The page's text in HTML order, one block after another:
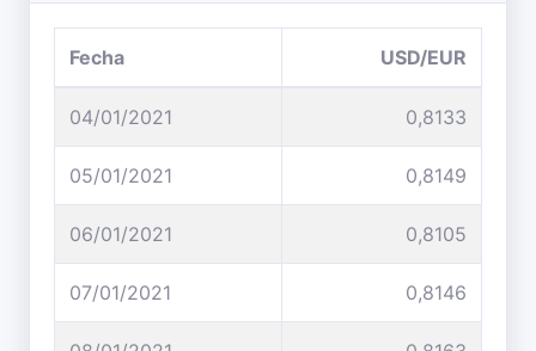
Fecha USD/EUR
04/01/2021 0,8133
05/01/2021 0,8149
06/01/2021 0,8105
07/01/2021 0,8146